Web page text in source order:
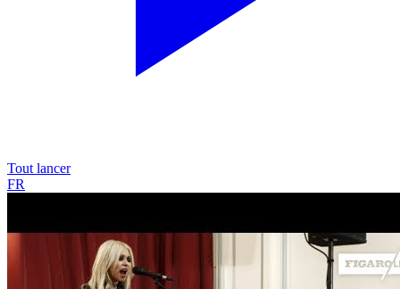
Tout lancer
FR